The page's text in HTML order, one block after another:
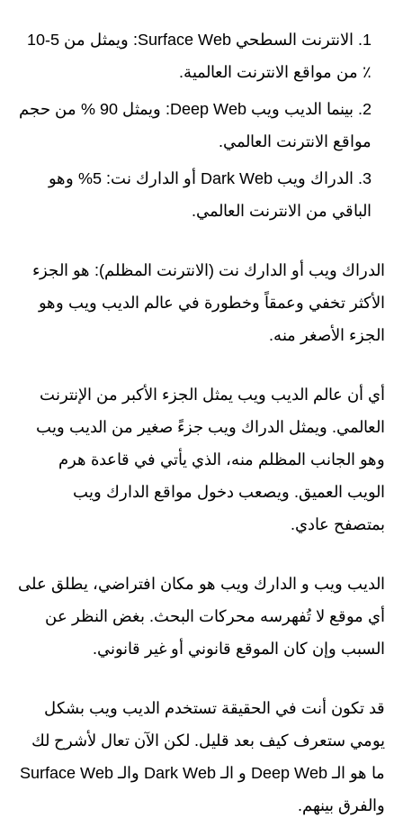
الانترنت السطحي Surface Web: ويمثل من 5-10
٪ من مواقع الانترنت العالمية.
بينما الديب ويب Deep Web: ويمثل 90 % من حجم
مواقع الانترنت العالمي.
الدراك ويب Dark Web أو الدارك نت: 5% وهو
الباقي من الانترنت العالمي.
الدراك ويب أو الدارك نت (الانترنت المظلم): هو الجزء
الأكثر تخفي وعمقاً وخطورة في عالم الديب ويب وهو
الجزء الأصغر منه.
أي أن عالم الديب ويب يمثل الجزء الأكبر من الإنترنت
العالمي. ويمثل الدراك ويب جزءً صغير من الديب ويب
وهو الجانب المظلم منه، الذي يأتي في قاعدة هرم
الويب العميق. ويصعب دخول مواقع الدارك ويب
بمتصفح عادي.
الديب ويب و الدارك ويب هو مكان افتراضي، يطلق على
أي موقع لا تُفهرسه محركات البحث. بغض النظر عن
السبب وإن كان الموقع قانوني أو غير قانوني.
قد تكون أنت في الحقيقة تستخدم الديب ويب بشكل
يومي ستعرف كيف بعد قليل. لكن الآن تعال لأشرح لك
ما هو الـ Deep Web و الـ Dark Web والـ Surface Web
والفرق بينهم.